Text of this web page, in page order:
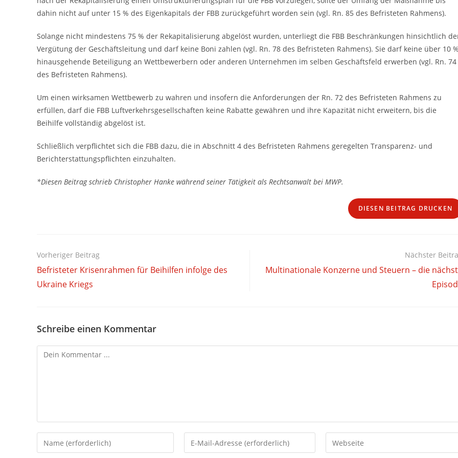
dahin nicht auf unter 15 % des Eigenkapitals der FBB zurückgeführt worden sein (vgl. Rn. 85 des Befristeten Rahmens).
Solange nicht mindestens 75 % der Rekapitalisierung abgelöst wurden, unterliegt die FBB Beschränkungen hinsichtlich
Vergütung der Geschäftsleitung und darf keine Boni zahlen (vgl. Rn. 78 des Befristeten Rahmens). Sie darf keine über 10
hinausgehende Beteiligung an Wettbewerbern oder anderen Unternehmen im selben Geschäftsfeld erwerben (vgl. Rn. 74
des Befristeten Rahmens).
Um einen wirksamen Wettbewerb zu wahren und insofern die Anforderungen der Rn. 72 des Befristeten Rahmens zu
erfüllen, darf die FBB Luftverkehrsgesellschaften keine Rabatte gewähren und ihre Kapazität nicht erweitern, bis die
Beihilfe vollständig abgelöst ist.
Schließlich verpflichtet sich die FBB dazu, die in Abschnitt 4 des Befristeten Rahmens geregelten Transparenz- und
Berichterstattungspflichten einzuhalten.
*Diesen Beitrag schrieb Christopher Hanke während seiner Tätigkeit als Rechtsanwalt bei MWP.
DIESEN BEITRAG DRUCKEN
Weitere
Artikel
ansehen
Vorheriger Beitrag
Befristeter Krisenrahmen für Beihilfen infolge des
Ukraine Kriegs
Nächster
Multinationale Konzerne und Steuern – die
Schreibe einen Kommentar
Kommentieren
Gib
deinen
Gib
deine
Gib
deine